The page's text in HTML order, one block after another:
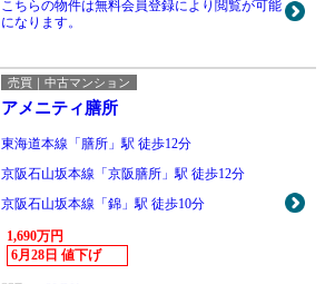
こちらの物件は無料会員登録により閲覧が可能
になります。
売買｜中古マンション
アメニティ膳所
東海道本線「膳所」駅 徒歩12分
京阪石山坂本線「京阪膳所」駅 徒歩12分
京阪石山坂本線「錦」駅 徒歩10分
1,690万円
6月28日 値下げ